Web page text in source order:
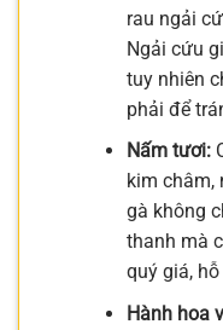
rau ngải
Ngải cứu
tuy nhiên
phải để
Nấm tươi:
kim châm,
gà không
thanh mà
quý giá,
Hành hoa